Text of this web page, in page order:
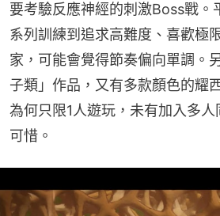
要考驗反應神經的刺激Boss戰。
系列訓練到追求高難度、喜歡極
家，可能會覺得節奏偏向單調。
子類」作品，又有多款顏色的耀
為何只限1人遊玩，未有加入多
可惜。